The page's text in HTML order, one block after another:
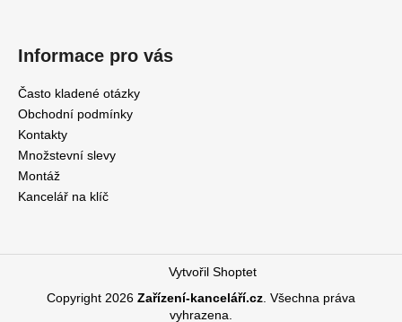
Informace pro vás
Často kladené otázky
Obchodní podmínky
Kontakty
Množstevní slevy
Montáž
Kancelář na klíč
Vytvořil Shoptet
Copyright 2026 Zařízení-kanceláří.cz . Všechna práva
vyhrazena.